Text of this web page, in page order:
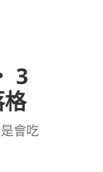
3
會吃